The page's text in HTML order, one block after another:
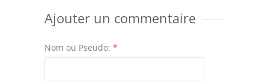
Ajouter un commentaire
Nom ou Pseudo: *